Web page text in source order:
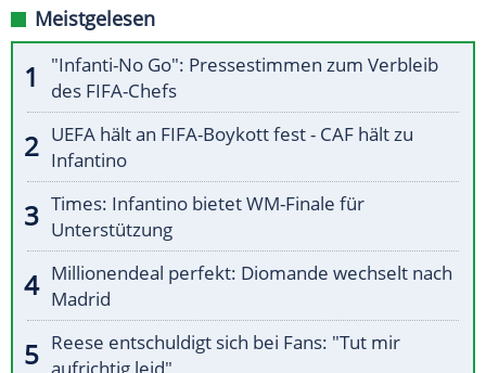
Meistgelesen
"Infanti-No Go": Pressestimmen zum Verbleib
des FIFA-Chefs
UEFA hält an FIFA-Boykott fest - CAF hält zu
Infantino
Times: Infantino bietet WM-Finale für
Unterstützung
Millionendeal perfekt: Diomande wechselt nach
Madrid
Reese entschuldigt sich bei Fans: "Tut mir